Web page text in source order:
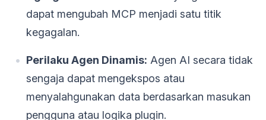
dapat mengubah MCP menjadi satu titik
kegagalan.
Perilaku Agen Dinamis: Agen AI secara tidak
sengaja dapat mengekspos atau
menyalahgunakan data berdasarkan masukan
pengguna atau logika plugin.